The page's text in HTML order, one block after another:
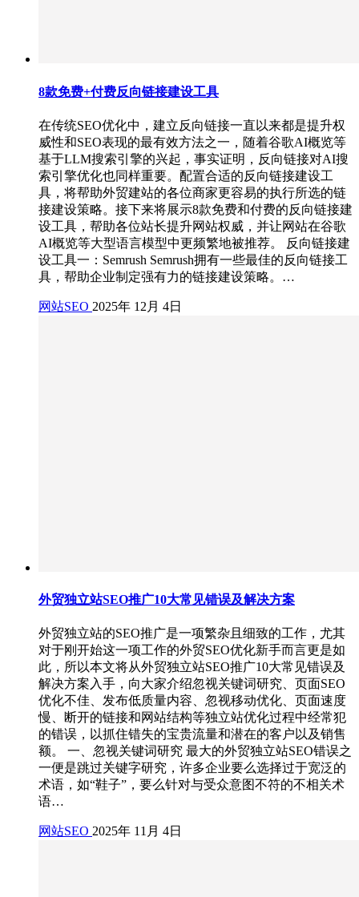
8款免费+付费反向链接建设工具
在传统SEO优化中，建立反向链接一直以来都是提升权
威性和SEO表现的最有效方法之一，随着谷歌AI概览等
基于LLM搜索引擎的兴起，事实证明，反向链接对AI搜
索引擎优化也同样重要。配置合适的反向链接建设工
具，将帮助外贸建站的各位商家更容易的执行所选的链
接建设策略。接下来将展示8款免费和付费的反向链接建
设工具，帮助各位站长提升网站权威，并让网站在谷歌
AI概览等大型语言模型中更频繁地被推荐。 反向链接建
设工具一：Semrush Semrush拥有一些最佳的反向链接工
具，帮助企业制定强有力的链接建设策略。…
网站SEO 2025年 12月 4日
外贸独立站SEO推广10大常见错误及解决方案
外贸独立站的SEO推广是一项繁杂且细致的工作，尤其
对于刚开始这一项工作的外贸SEO优化新手而言更是如
此，所以本文将从外贸独立站SEO推广10大常见错误及
解决方案入手，向大家介绍忽视关键词研究、页面SEO
优化不佳、发布低质量内容、忽视移动优化、页面速度
慢、断开的链接和网站结构等独立站优化过程中经常犯
的错误，以抓住错失的宝贵流量和潜在的客户以及销售
额。 一、忽视关键词研究 最大的外贸独立站SEO错误之
一便是跳过关键字研究，许多企业要么选择过于宽泛的
术语，如“鞋子”，要么针对与受众意图不符的不相关术
语…
网站SEO 2025年 11月 4日